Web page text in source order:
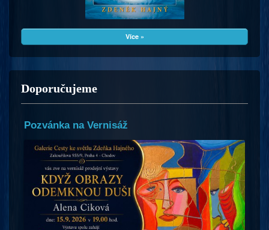
Více »
Doporučujeme
Pozvánka na Vernisáž